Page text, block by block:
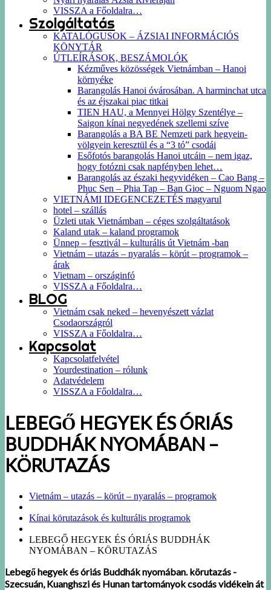
VISSZA a Főoldalra…
Szolgáltatás
KATALÓGUSOK – ÁZSIAI INFORMÁCIÓS
KÖNYTÁR
ÚTLEÍRÁSOK, BESZÁMOLÓK
Kézműves közösségek Vietnámban – Hanoi
környéke
Barangolás Hanoi óvárosában. A harminchat utca
és az éjszakai piac titkai
TIEN HAU, a Mennyei Hölgy Szentélye –
Saigon kínai negyedének szellemi szíve
Barangolás a BA BE Nemzeti park hegyein-
völgyein keresztül és a “3 tó” csodái
Esőfotós barangolás Hanoi utcáin – nem igaz,
hogy fotózni csak napfényben lehet…
Barangolás az északi hegyvidéken – Cao Bang –
Phuc Sen – Phia Tap – Ban Gioc – Nguom Ngao
VIETNÁMI IDEGENCEZETÉS magyarul
hotel – szállás
Üzleti utak Vietnámban – céges szolgáltatások
Kaland utak – kaland programok
Ünnep – fesztivál – kulturális út Vietnám -ban
Vietnám – utazás – nyaralás – körút – programok –
árak
Vietnam – országinfó
VISSZA a Főoldalra…
BLOG
Vietnám csak neked – hevenyészett vázlat
Csodaországról
VISSZA a Főoldalra…
Kapcsolat
Kapcsolatfelvétel
Yourdestination – rólunk
Adatvédelem
VISSZA a Főoldalra…
LEBEGŐ HEGYEK ÉS ÓRIÁS
BUDDHÁK NYOMÁBAN –
KÖRUTAZÁS
Vietnám – utazás – körút – nyaralás – programok
Kínai körutazások és kulturális programok
LEBEGŐ HEGYEK ÉS ÓRIÁS BUDDHÁK
NYOMÁBAN – KÖRUTAZÁS
Lebegő hegyek és óriás Buddhák nyomában. körutazás -
Szecsuán, Kuanghszi és Hunan tartományokcsodás vidékein át